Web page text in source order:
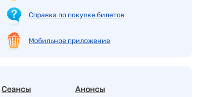
Справка по покупке билетов
Мобильное приложение
Сеансы Анонсы